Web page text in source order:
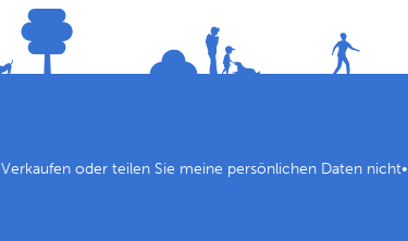
Verkaufen oder teilen Sie meine persönlichen Daten nicht•